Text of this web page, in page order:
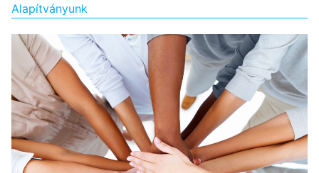
Alapítványunk